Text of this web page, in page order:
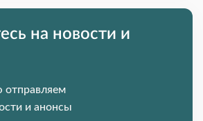
на новости и
и анонсы